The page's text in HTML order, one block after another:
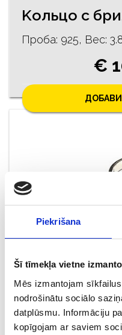
Piekrišana
Šī tīmekļa vietne
Mēs izmantojam
nodrošinātu sociālo
datplūsmu. Informāciju
kopīgojam ar saviem
Проба: 925, Bес:
€
Проба: 925, Bес:
€